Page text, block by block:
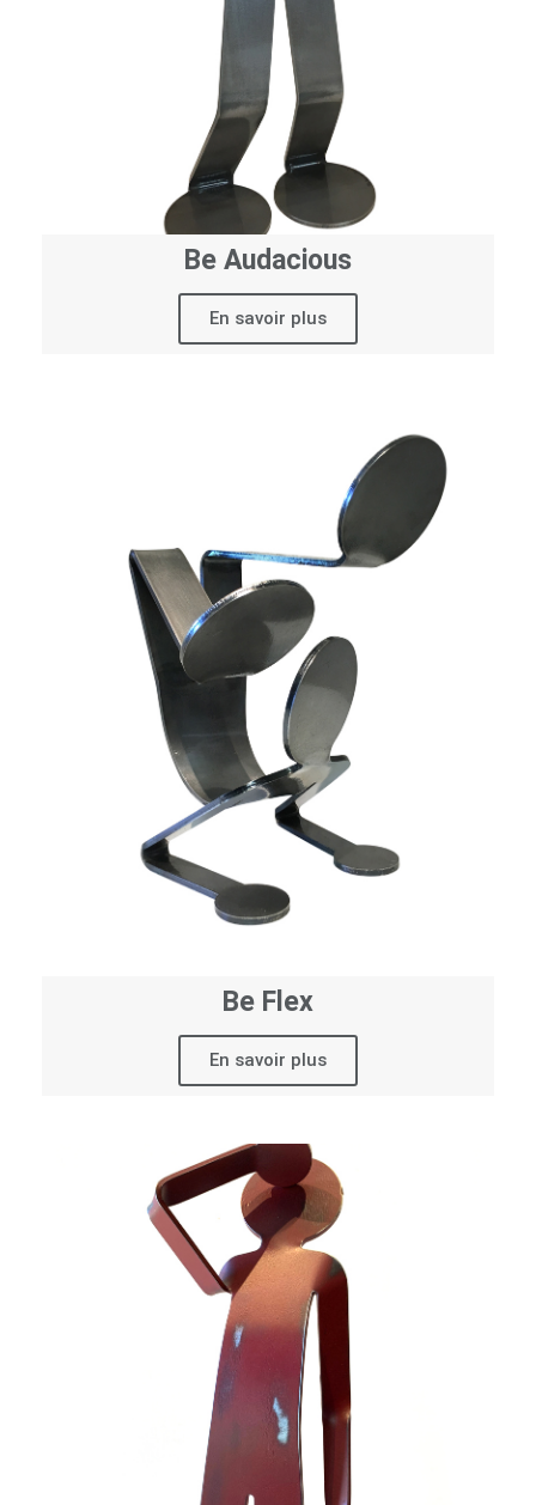
Be Audacious
En savoir plus
Be Flex
En savoir plus